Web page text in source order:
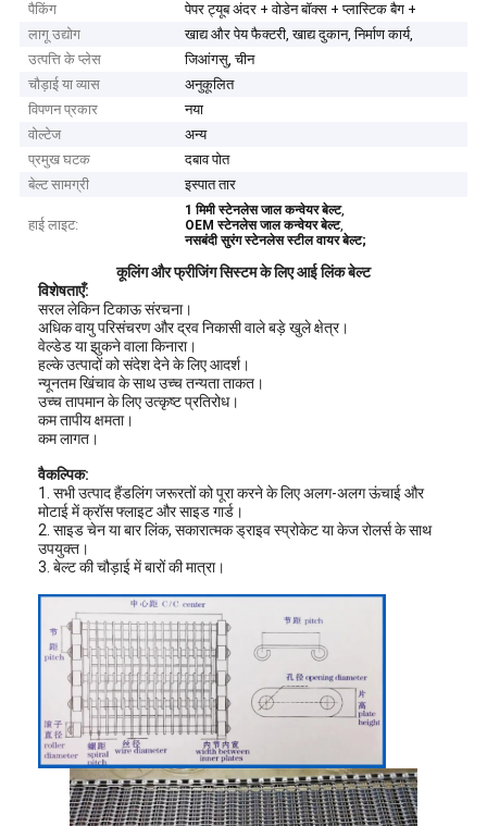
पैकिंग
पेपर ट्यूब अंदर + वोडेन बॉक्स + प्लास्टिक बैग +
लागू उद्योग
खाद्य और पेय फैक्टरी, खाद्य दुकान, निर्माण कार्य,
उत्पत्ति के प्लेस
जिआंगसु, चीन
चौड़ाई या व्यास
अनुकूलित
विपणन प्रकार
नया
वोल्टेज
अन्य
प्रमुख घटक
दबाव पोत
बेल्ट सामग्री
इस्पात तार
हाई लाइट:
1 मिमी स्टेनलेस जाल कन्वेयर बेल्ट,
OEM स्टेनलेस जाल कन्वेयर बेल्ट,
नसबंदी सुरंग स्टेनलेस स्टील वायर बेल्ट;
कूलिंग और फ्रीजिंग सिस्टम के लिए आई लिंक बेल्ट
विशेषताएँ:
सरल लेकिन टिकाऊ संरचना।
अधिक वायु परिसंचरण और द्रव निकासी वाले बड़े खुले क्षेत्र।
वेल्डेड या झुकने वाला किनारा।
हल्के उत्पादों को संदेश देने के लिए आदर्श।
न्यूनतम खिंचाव के साथ उच्च तन्यता ताकत।
उच्च तापमान के लिए उत्कृष्ट प्रतिरोध।
कम तापीय क्षमता।
कम लागत।
वैकल्पिक:
1. सभी उत्पाद हैंडलिंग जरूरतों को पूरा करने के लिए अलग-अलग ऊंचाई और
मोटाई में क्रॉस फ्लाइट और साइड गार्ड।
2. साइड चेन या बार लिंक, सकारात्मक ड्राइव स्प्रोकेट या केज रोलर्स के साथ
उपयुक्त।
3. बेल्ट की चौड़ाई में बारों की मात्रा।